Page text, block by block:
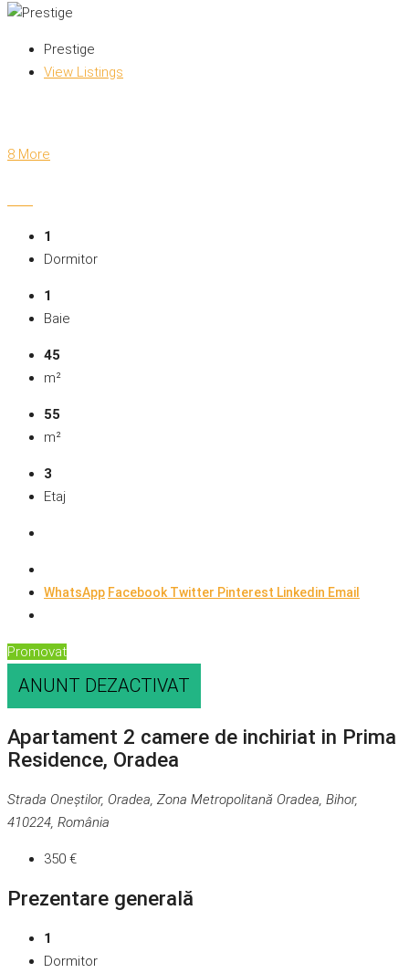
Prestige
View Listings
8 More
1
Dormitor
1
Baie
45
m²
55
m²
3
Etaj
WhatsApp FacebookTwitter Pinterest Linkedin Email
Promovat
ANUNT DEZACTIVAT
Apartament 2 camere de inchiriat in Prima
Residence, Oradea
Strada Oneștilor, Oradea, Zona Metropolitană Oradea, Bihor,
410224, România
350 €
Prezentare generală
1
Dormitor